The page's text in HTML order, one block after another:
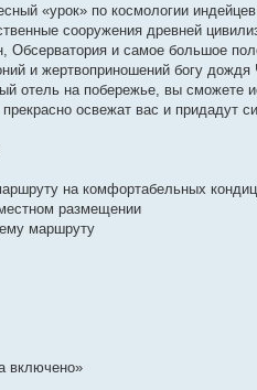
«урок» по космологии
сооружения древней
Обсерватория и самое большое
и жертвоприношений богу дождя
отель на побережье, вы сможете
освежат вас и придадут
на комфортабельных
размещении
маршруту
включено»